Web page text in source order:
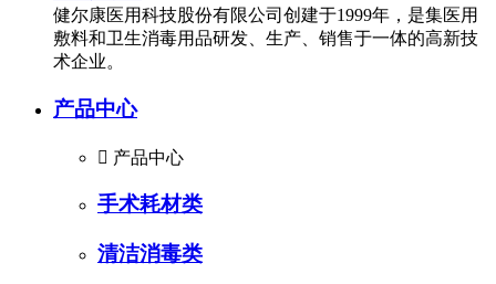
健尔康医用科技股份有限公司创建于1999年，是集医用
敷料和卫生消毒用品研发、生产、销售于一体的高新技
术企业。
产品中心
 产品中心
手术耗材类
清洁消毒类